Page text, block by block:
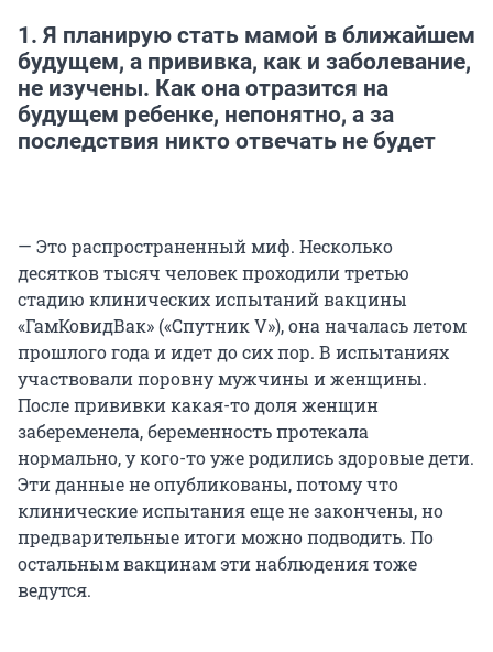
1. Я планирую стать мамой в ближайшем
будущем, а прививка, как и заболевание,
не изучены. Как она отразится на
будущем ребенке, непонятно, а за
последствия никто отвечать не будет
— Это распространенный миф. Несколько
десятков тысяч человек проходили третью
стадию клинических испытаний вакцины
«ГамКовидВак» («Спутник V»), она началась летом
прошлого года и идет до сих пор. В испытаниях
участвовали поровну мужчины и женщины.
После прививки какая-то доля женщин
забеременела, беременность протекала
нормально, у кого-то уже родились здоровые дети.
Эти данные не опубликованы, потому что
клинические испытания еще не закончены, но
предварительные итоги можно подводить. По
остальным вакцинам эти наблюдения тоже
ведутся.